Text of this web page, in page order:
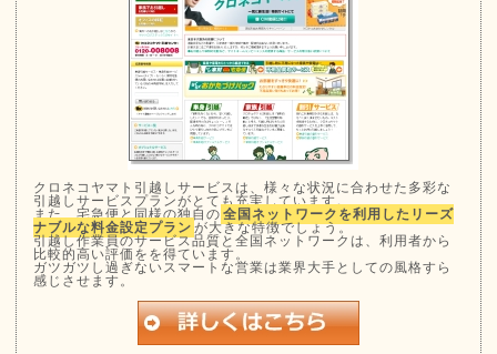
クロネコヤマト引越しサービスは、様々な状況に合わせた多彩な
引越しサービスプランがとても充実しています。
また、宅急便と同様の独自の 全国ネットワークを利用したリーズ
ナブルな料金設定プラン が大きな特徴でしょう。
引越し作業員のサービス品質と全国ネットワークは、利用者から
比較的高い評価をを得ています。
ガツガツし過ぎないスマートな営業は業界大手としての風格すら
感じさせます。